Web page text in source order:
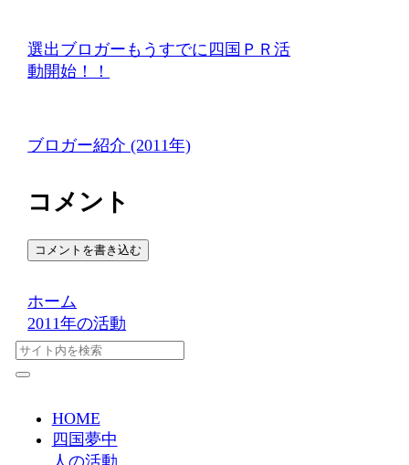
選出ブロガーもうすでに四国ＰＲ活
動開始！！
ブロガー紹介 (2011年)
コメント
コメントを書き込む
ホーム
2011年の活動
HOME
四国夢中
人の活動